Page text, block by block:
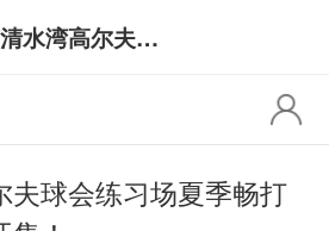
海南清水湾高尔夫球会练习场夏季畅打套卡，即日起开售！
夫球会练习场夏季畅打